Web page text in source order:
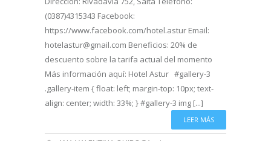
(0387)4315343 Facebook:
https://www.facebook.com/hotel.astur Email:
hotelastur@gmail.com Beneficios: 20% de
descuento sobre la tarifa actual del momento
Más información aquí: Hotel Astur #gallery-3
.gallery-item { float: left; margin-top: 10px; text-
align: center; width: 33%; } #gallery-3 img [...]
LEER MÁS